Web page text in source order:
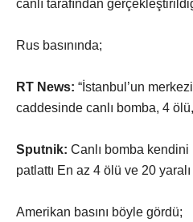
canlı tarafından
Rus basınında;
RT News: “İstanbul’un
caddesinde canlı bomba, 4 ölü,
Sputnik: Canlı bomba
patlattı En az 4 ölü ve 20 yaralı
Amerikan basını böyle gördü;